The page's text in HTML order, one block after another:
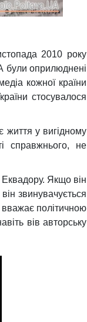
2010 року
були оприлюднені
кожної країни
стосувалося
життя у вигідному
справжнього, не
Якщо він
звинувачується
вважає політичною
вів авторську